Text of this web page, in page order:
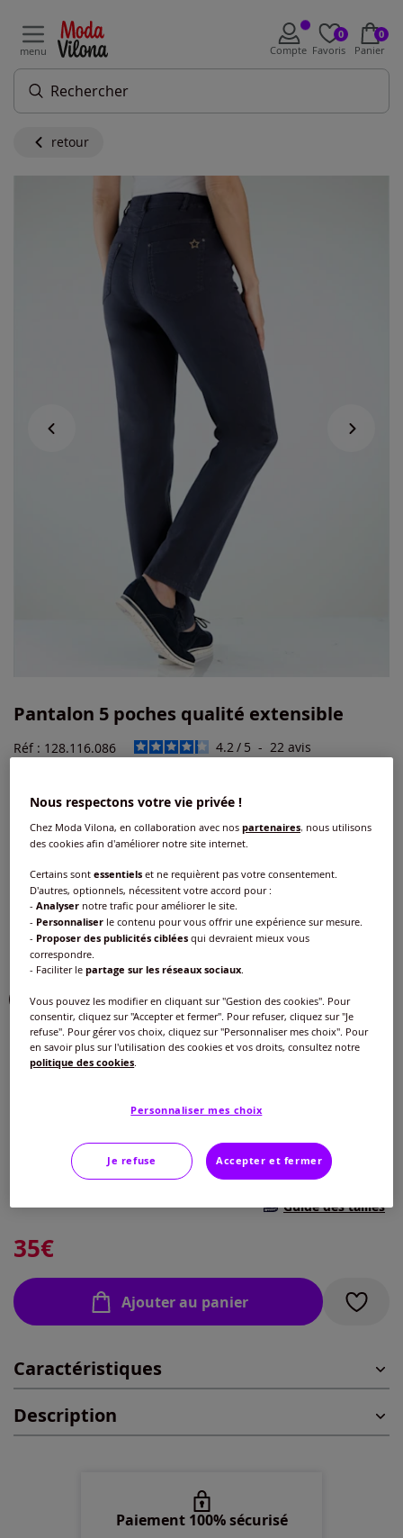
menu Compte
0
Favoris
0
Panier
retour
Pantalon 5 poches qualité extensible
Réf : 128.116.086 4.2/ 5 - 22 avis
Couleur :marine
Choisir une couleur :
Longueur courte
Veuillez sélectionner une taille
En stock
46 -En stock
48 -En stock
Guide des tailles
35€
Ajouter au panier
Caractéristiques
Description
Paiement 100% sécurisé
Nous respectons votre vie privée !
Chez Moda Vilona, en collaboration avec nospartenaires, nous utilisons
des cookies afin d'améliorer notre site internet.
Certains sontessentiels et ne requièrent pas votre consentement.
D'autres, optionnels, nécessitent votre accord pour :
-Analyser notre trafic pour améliorer le site.
- Personnaliser le contenu pour vous offrir une expérience sur mesure.
- Proposer des publicités ciblées qui devraient mieux vous
correspondre.
- Faciliter lepartage sur les réseaux sociaux
Vous pouvez les modifier en cliquant sur "Gestion des cookies". Pour
consentir, cliquez sur "Accepter et fermer". Pour refuser, cliquez sur "Je
refuse". Pour gérer vos choix, cliquez sur "Personnaliser mes choix". Pour
en savoir plus sur l'utilisation des cookies et vos droits, consultez notre
politique des cookies
Personnaliser mes choix
Je refuse Accepter et fermer